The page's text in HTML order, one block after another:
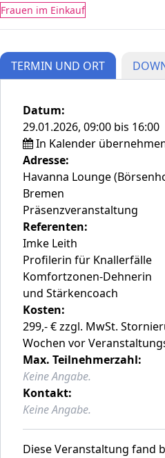
Frauen im Einkauf
TERMIN UND ORT
Datum:
29.01.2026, 09:00 bis 16:00
In Kalender
Adresse:
Havanna Lounge
Bremen
Präsenzveranstaltung
Referenten:
Imke Leith
Profilerin für Knallerfälle
Komfortzonen-Dehnerin
und Stärkencoach
Kosten:
299,- € zzgl. MwSt.
Wochen vor
Max. Teilnehmerzahl:
Keine Angabe.
Kontakt:
Keine Angabe.
Diese Veranstaltung fand